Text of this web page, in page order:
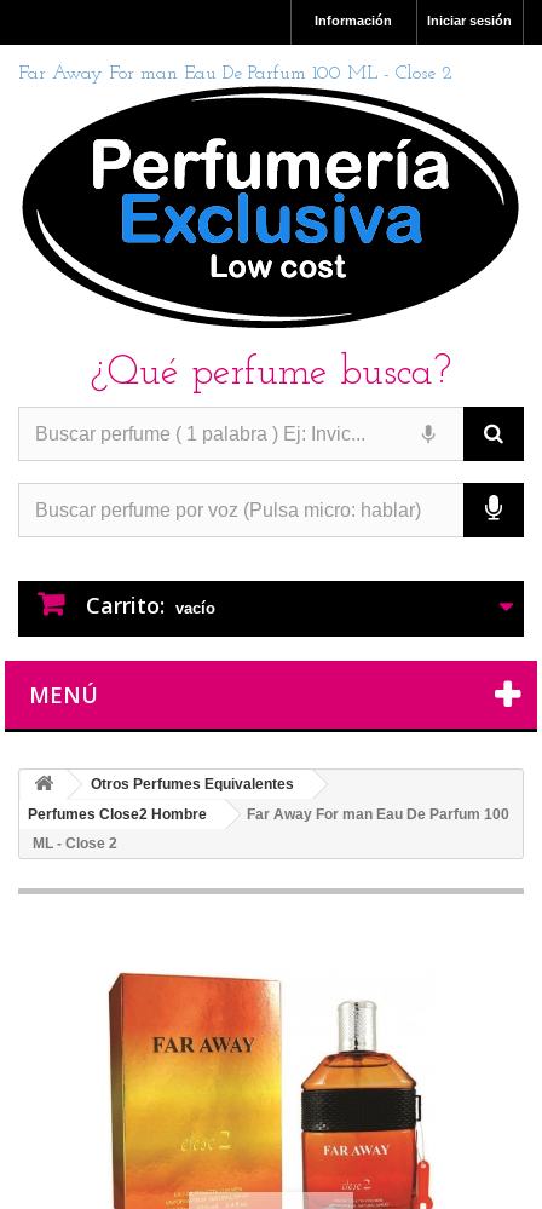
Iniciar sesión
Información
Far Away For man Eau De Parfum 100 ML - Close 2
¿Qué perfume busca?
Carrito: vacío
MENÚ
Otros Perfumes Equivalentes
Perfumes Close2 Hombre
Far Away For man Eau De Parfum 100
ML - Close 2